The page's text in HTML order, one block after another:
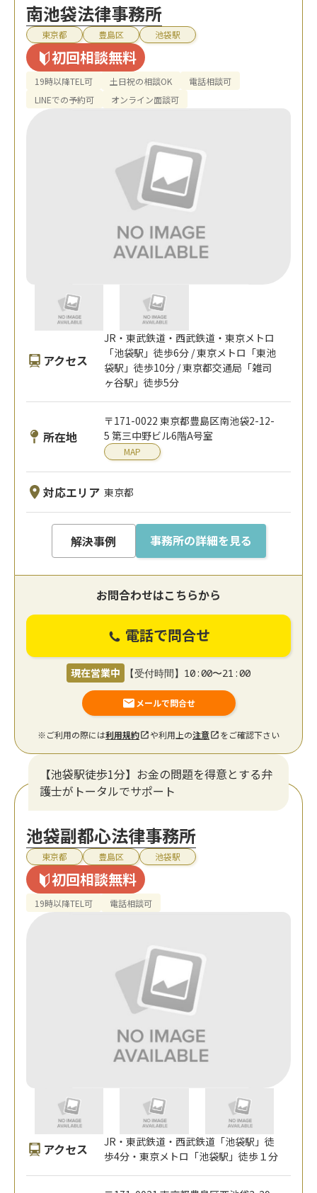
南池袋法律事務所
東京都 豊島区 池袋駅
初回相談無料
19時以降TEL可 土日祝の相談OK
電話相談可
LINEでの予約可
オンライン面談可
アクセス
JR・東武鉄道・西武鉄道・東京メトロ
「池袋駅」徒歩6分 / 東京メトロ「東池
袋駅」徒歩10分 / 東京都交通局「雑司
ヶ谷駅」徒歩5分
所在地
〒171-0022 東京都豊島区南池袋2-12-
5 第三中野ビル6階A号室
MAP
対応エリア 東京都
解決事例 事務所の詳細を見る
お問合わせはこちらから
電話で問合せ
現在営業中 【受付時間】10:00〜21:00
メールで問合せ
※ご利用の際には利用規約 や利用上の注意 をご確認下さい
【池袋駅徒歩1分】お金の問題を得意とする弁
護士がトータルでサポート
池袋副都心法律事務所
東京都 豊島区 池袋駅
初回相談無料
19時以降TEL可 電話相談可
アクセス
JR・東武鉄道・西武鉄道「池袋駅」徒
歩4分・東京メトロ「池袋駅」徒歩１分